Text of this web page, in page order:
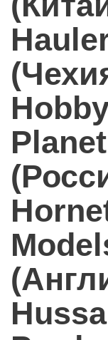
Planet